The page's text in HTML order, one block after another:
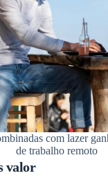
com lazer
de trabalho remoto
valor